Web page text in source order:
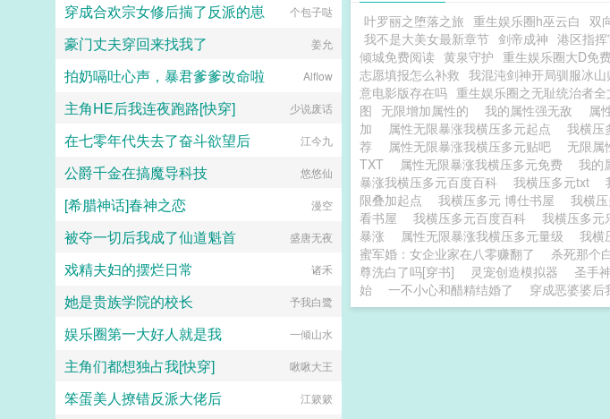
叶罗丽之堕落之旅 重生娱乐圈h巫云白 双
我不是大美女最新章节 剑帝成神 港区指
倾城免费阅读 黄泉守护 重生娱乐圈大D免
志愿填报怎么补救 我混沌剑神开局驯服冰
意电影版存在吗 重生娱乐圈之无耻统治者全
图 无限增加属性的 我的属性强无敌 属
加
属性无限暴涨我横压多元起点 我横压
荐
属性无限暴涨我横压多元贴吧 无限属
TXT
属性无限暴涨我横压多元免费 我的
暴涨我横压多元百度百科
我横压多元txt
限叠加起点
我横压多元 博仕书屋 我横
看书屋
我横压多元百度百科 我横压多元
暴涨
属性无限暴涨我横压多元量级 我横
蜜军婚：女企业家在八零赚翻了
杀死那个
尊洗白了吗[穿书]
灵宠创造模拟器 圣手
始
一不小心和醋精结婚了 穿成恶婆婆后
穿成合欢宗女修后揣了反派的崽
个包子哒
豪门丈夫穿回来找我了 姜允
拍奶嗝吐心声，暴君爹爹改命啦 Alflow
主角HE后我连夜跑路[快穿] 少说废话
在七零年代失去了奋斗欲望后 江今九
公爵千金在搞魔导科技 悠悠仙
[希腊神话]春神之恋 漫空
被夺一切后我成了仙道魁首 盛唐无夜
戏精夫妇的摆烂日常 诸禾
她是贵族学院的校长 予我白鹭
娱乐圈第一大好人就是我 一倾山水
主角们都想独占我[快穿] 啾啾大王
笨蛋美人撩错反派大佬后 江簌簌